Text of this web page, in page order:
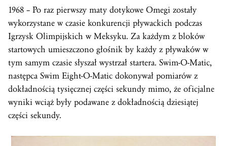
1968 – Po raz pierwszy maty dotykowe Omegi zostały
wykorzystane w czasie konkurencji pływackich podczas
Igrzysk Olimpijskich w Meksyku. Za każdym z bloków
startowych umieszczono głośnik by każdy z pływaków w
tym samym czasie słyszał wystrzał startera. Swim-O-Matic,
następca Swim Eight-O-Matic dokonywał pomiarów z
dokładnością tysięcznej części sekundy mimo, że oficjalne
wyniki wciąż były podawane z dokładnością dziesiątej
części sekundy.